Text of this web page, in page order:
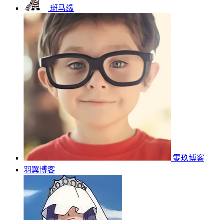
斑马缘
零玖博客
羽翼博客